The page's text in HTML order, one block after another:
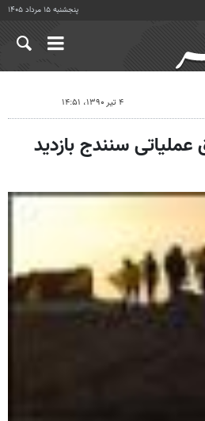
پنجشنبه ۱۵ مرداد ۱۴۰۵
۴ تیر ۱۳۹۰، ۱۴:۵۱
عملیاتی سنندج بازدید